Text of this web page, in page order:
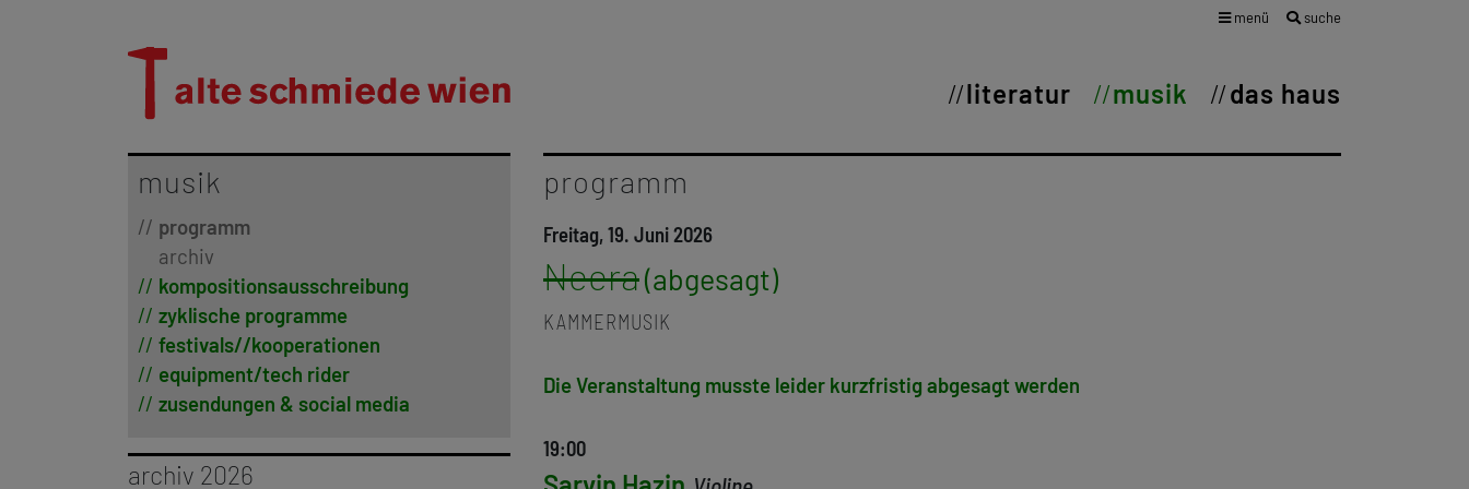
menü suche
literatur musik das haus
musik
programm
archiv
kompositionsausschreibung
zyklische programme
festivals//kooperationen
equipment/tech rider
zusendungen & social media
archiv 2026
programm
Freitag, 19. Juni 2026
Neera
KAMMERMUSIK
Die Veranstaltung musste leider kurzfristig abgesagt werden
19:00